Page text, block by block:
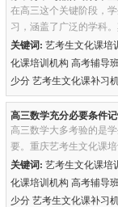
在高三这个关键阶段，
习，涵盖了广泛的学科
非常重要的科目，关于
关键词: 艺考生文化课培
化课培训机构 高考辅导
少分 艺考生文化课补习
高三数学充分必要条件
高三数学大多考验的是
要。重庆艺考生文化课
能够提升高三艺术生在
关键词: 艺考生文化课培
化课培训机构 高考辅导
少分 艺考生文化课补习